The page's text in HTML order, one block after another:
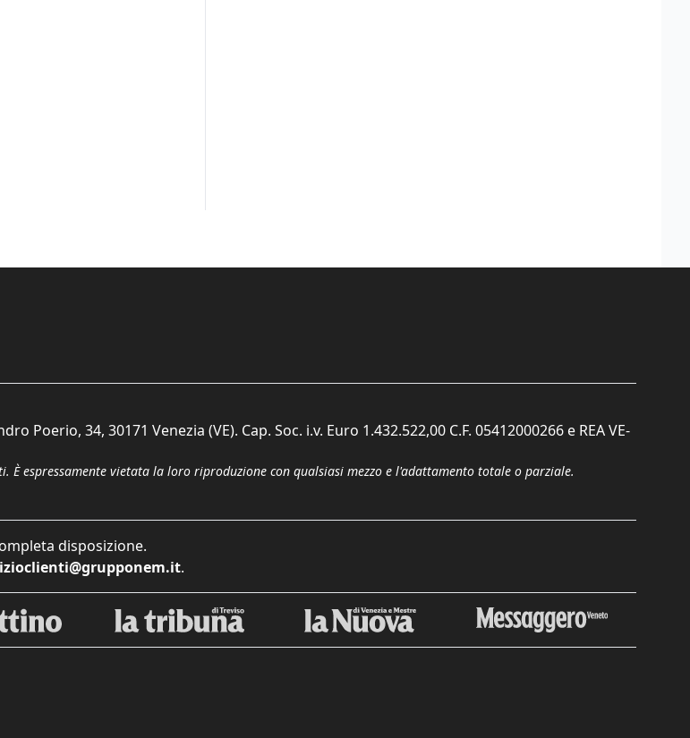
Poerio, 34, 30171 Venezia (VE). Cap. Soc. i.v. Euro 1.432.522,00 C.F. 05412000266 e REA VE-
espressamente vietata la loro riproduzione con qualsiasi mezzo e l'adattamento totale o parziale.
disposizione.
.